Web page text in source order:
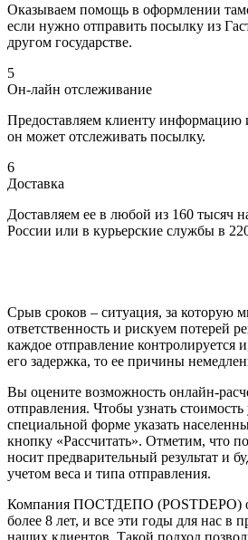
Оказываем помощь в оформлении
если нужно отправить посылку из
другом государстве.
5
Он-лайн отслеживание
Предоставляем клиенту информацию
он может отслеживать посылку.
6
Доставка
Доставляем ее в любой из 160 тысяч
России или в курьерские службы в
Срыв сроков – ситуация, за которую
ответственность и рискуем потерей
каждое отправление контролируется
его задержка, то ее причины
Вы оцените возможность онлайн-
отправления. Чтобы узнать
специальной форме указать
кнопку «Рассчитать». Отметим, что
носит предварительный результат и
учетом веса и типа отправления.
Компания ПОСТДЕПО (POSTDEPO)
более 8 лет, и все эти годы для нас в
наших клиентов. Такой подход